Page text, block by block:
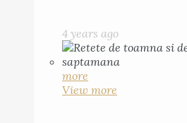
4 years ago
more
View more